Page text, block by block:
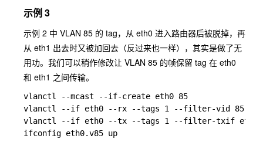
示例 3
示例 2 中 VLAN 85 的 tag，从 eth0 进入路由器后被脱掉，再
从 eth1 出去时又被加回去（反过来也一样），其实是做了无
用功。我们可以稍作修改让 VLAN 85 的帧保留 tag 在 eth0
和 eth1 之间传输。
vlanctl --mcast --if-create eth0 85
vlanctl --if eth0 --rx --tags 1 --filter-vid 85 0 --
vlanctl --if eth0 --tx --tags 1 --filter-txif eth0.v85
ifconfig eth0.v85 up